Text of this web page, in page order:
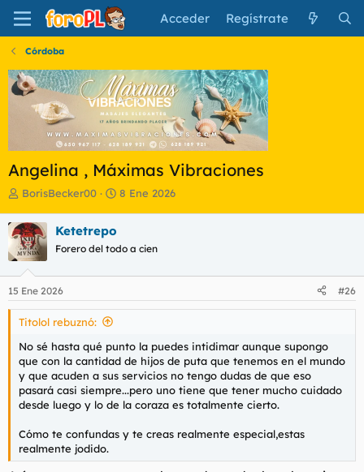
Acceder Regístrate
Córdoba
Angelina , Máximas Vibraciones
I
i
c
i
a
d
o
r
d
l
t
e
m
a
BorisBecker00
F
a
e
n
i
o
8 Ene 2026
Ketetrepo
Forero del todo a cien
15 Ene 2026 #26
Titolol rebuznó:
No sé hasta qué punto la puedes intidimar aunque supongo
que con la cantidad de hijos de puta que tenemos en el mundo
y que acuden a sus servicios no tengo dudas de que eso
pasará casi siempre...pero uno tiene que tener mucho cuidado
desde luego y lo de la coraza es totalmente cierto.
Cómo te confundas y te creas realmente especial,estas
realmente jodido.